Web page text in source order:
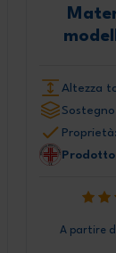
Altezza
Proprietà:
A partire